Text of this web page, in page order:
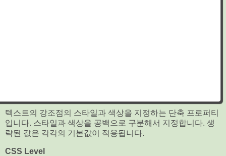
텍스트의 강조점의 스타일과 색상을 지정하는 단축 프로퍼티
입니다. 스타일과 색상을 공백으로 구분해서 지정합니다. 생
략된 값은 각각의 기본값이 적용됩니다.
CSS Level